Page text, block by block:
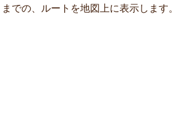
での、ルートを地図上に表示します。